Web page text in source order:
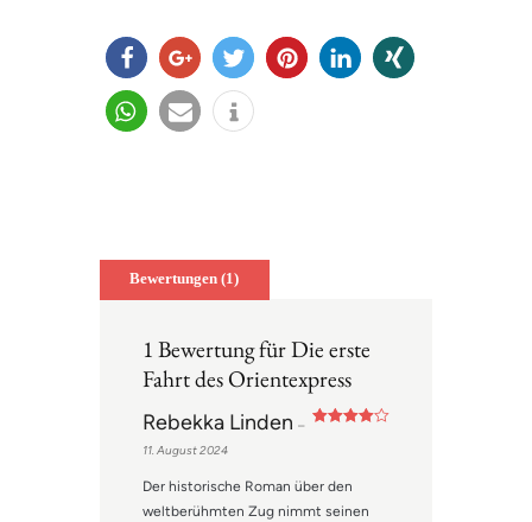
teilen teilen twitter
Bewertungen (1)
1 Bewertung fürDie erste
Fahrt des Orientexpress
Rebekka Linden –
11. August 2024
Der historische Roman über den
weltberühmten Zug nimmt seinen